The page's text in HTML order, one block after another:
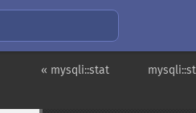
« mysqli::stat